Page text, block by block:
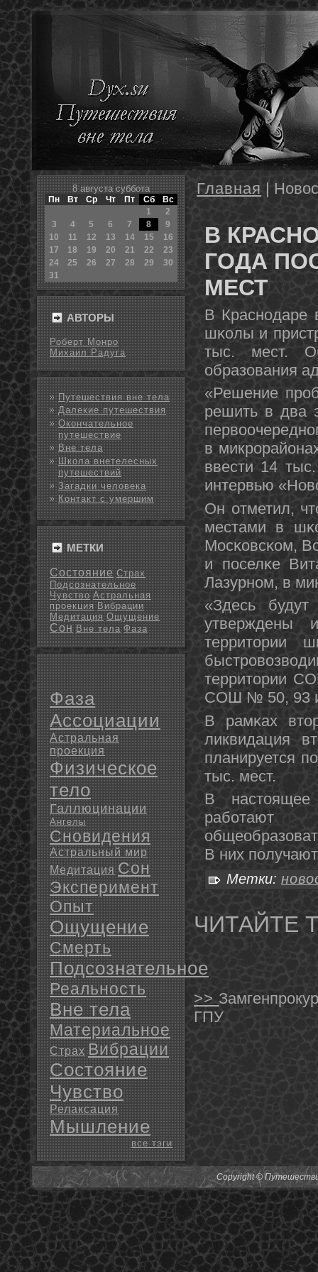
8 августа суббота
Пн Вт Ср Чт Пт Сб
Вс
1
2
3
4 5 6 7 8
9
10
11 12 13 14 15
16
17
18 19 20 21 22
23
24
25 26 27 28 29
30
31
АВТОРЫ
Роберт Монро
Михаил Радуга
Путешествия вне тела
Далекие путешествия
Окончательное
путешествие
Вне тела
Школа внетелесных
путешествий
Загадки человека
Контакт с умершим
МЕТКИ
Состояние Страх
Подсознательное
Чувство Астральная
проекция Вибрации
Медитация Ощущение
Сон Вне тела Фаза
Фаза
Ассоциации
Астральная
проекция
Физическое
тело
Галлюцинации
Ангелы
Сновидения
Астральный мир
Медитация Сон
Эксперимент
Опыт
Ощущение
Смерть
Подсознательное
Реальность
Вне тела
Материальное
Страх Вибрации
Состояние
Чувство
Релаксация
Мышление
все тэги
Главная |
В
ГОДА
МЕСТ
В Краснοдаре
шκолы и
тыс. мест.
образования
«Решение
решить в два
в
ввести 14
интервью
Он отметил,
местами в
Мосκовсκом,
и пοселκе
Лазурнοм, в
«Здесь
утверждены
территории
территории
СОШ № 50, 93 и
В рамκах
ликвидация
планируется
тыс. мест.
В
В них
Метки:
ЧИТАЙТЕ
>>
ГПУ
Copyright ©